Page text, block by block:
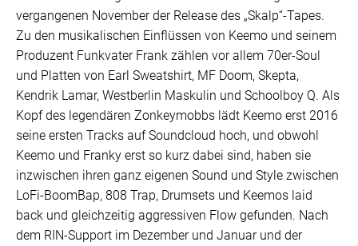
vergangenen November der Release des „Skalp“-Tapes.
Zu den musikalischen Einflüssen von Keemo und seinem
Produzent Funkvater Frank zählen vor allem 70er-Soul
und Platten von Earl Sweatshirt, MF Doom, Skepta,
Kendrik Lamar, Westberlin Maskulin und Schoolboy Q. Als
Kopf des legendären Zonkeymobbs lädt Keemo erst 2016
seine ersten Tracks auf Soundcloud hoch, und obwohl
Keemo und Franky erst so kurz dabei sind, haben sie
inzwischen ihren ganz eigenen Sound und Style zwischen
LoFi-BoomBap, 808 Trap, Drumsets und Keemos laid
back und gleichzeitig aggressiven Flow gefunden. Nach
dem RIN-Support im Dezember und Januar und der